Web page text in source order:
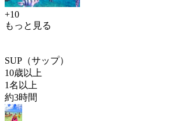
+10
もっと見る
SUP（サップ）
10歳以上
1名以上
約3時間